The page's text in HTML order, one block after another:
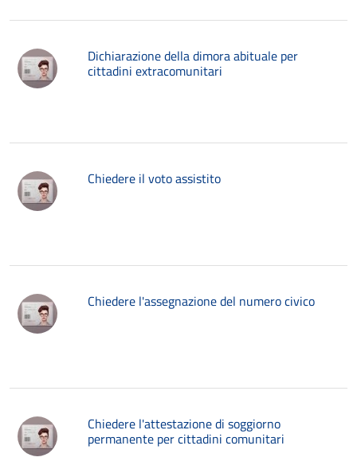
Dichiarazione della dimora abituale per
cittadini extracomunitari
Chiedere il voto assistito
Chiedere l'assegnazione del numero civico
Chiedere l'attestazione di soggiorno
permanente per cittadini comunitari